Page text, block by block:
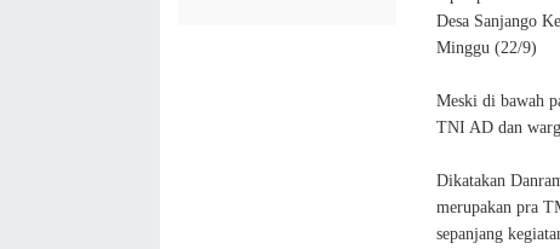
Desa Sanjango
Minggu (22/9)
Meski di bawah
TNI AD dan
Dikatakan
merupakan pra
sepanjang